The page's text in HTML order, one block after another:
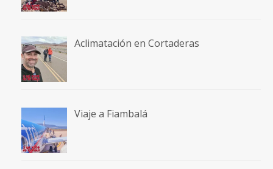
Aclimatación en Cortaderas
Viaje a Fiambalá